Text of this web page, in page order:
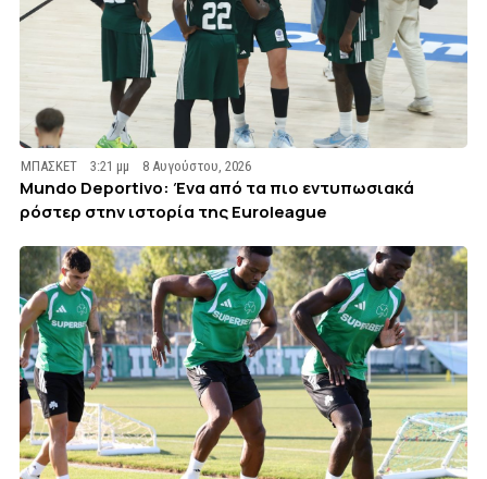
ΜΠΑΣΚΕΤ 3:21 μμ 8 Αυγούστου, 2026
Mundo Deportivo: Ένα από τα πιο εντυπωσιακά
ρόστερ στην ιστορία της Euroleague